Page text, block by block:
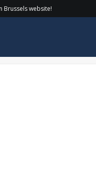
Brussels website!